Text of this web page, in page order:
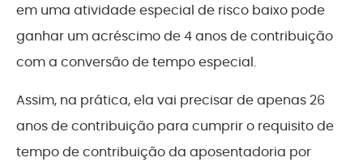
em uma atividade especial de risco baixo pode
ganhar um acréscimo de 4 anos de contribuição
com a conversão de tempo especial.
Assim, na prática, ela vai precisar de apenas 26
anos de contribuição para cumprir o requisito de
tempo de contribuição da aposentadoria por